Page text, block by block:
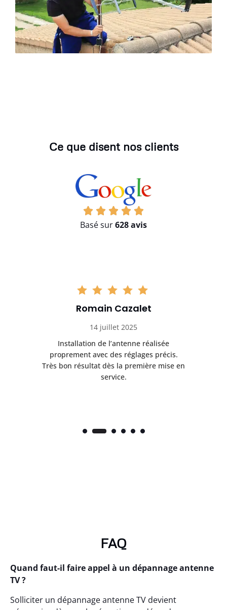
Ce que disent nos clients
Basé sur628 avis
Romain Cazalet
14 juillet 2025
Installation de l’antenne réalisée
proprement avec des réglages précis.
Très bon résultat dès la première mise en
service.
FAQ
Quand faut-il faire appel à un dépannage antenne
TV ?
Solliciter un dépannage antenne TV devient